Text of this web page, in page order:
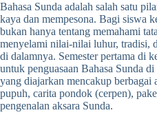
Bahasa Sunda adalah salah satu
kaya dan mempesona. Bagi siswa
bukan hanya tentang memahami
menyelami nilai-nilai luhur, tradisi,
di dalamnya. Semester pertama di
untuk penguasaan Bahasa Sunda
yang diajarkan mencakup
pupuh, carita pondok (cerpen),
pengenalan aksara Sunda.